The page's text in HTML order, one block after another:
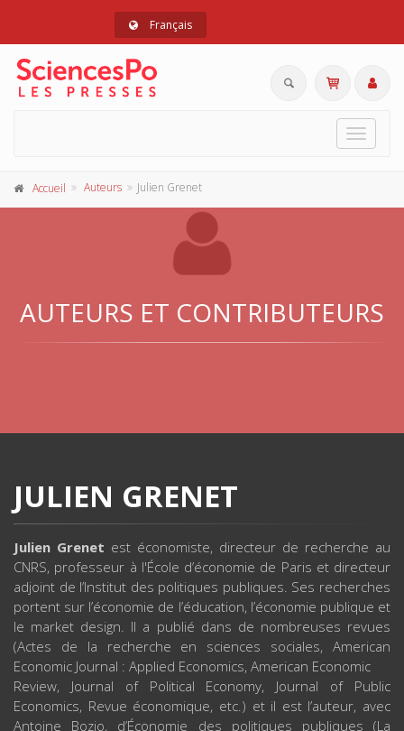
Français
Toggle
Accueil Auteurs Julien Grenet
AUTEURS ET CONTRIBUTEURS
JULIEN GRENET
Julien Grenet est économiste, directeur de recherche au
CNRS, professeur à l'École d’économie de Paris et directeur
adjoint de l’Institut des politiques publiques. Ses recherches
portent sur l’économie de l’éducation, l’économie publique et
le market design. Il a publié dans de nombreuses revues
(Actes de la recherche en sciences sociales, American
Economic Journal : Applied Economics, American Economic
Review, Journal of Political Economy, Journal of Public
Economics, Revue économique, etc.) et il est l’auteur, avec
Antoine Bozio, d’Économie des politiques publiques (La